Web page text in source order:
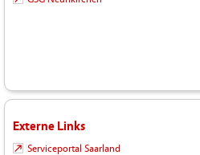
Externe Links
Serviceportal Saarland